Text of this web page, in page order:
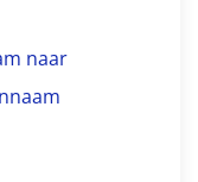
naar